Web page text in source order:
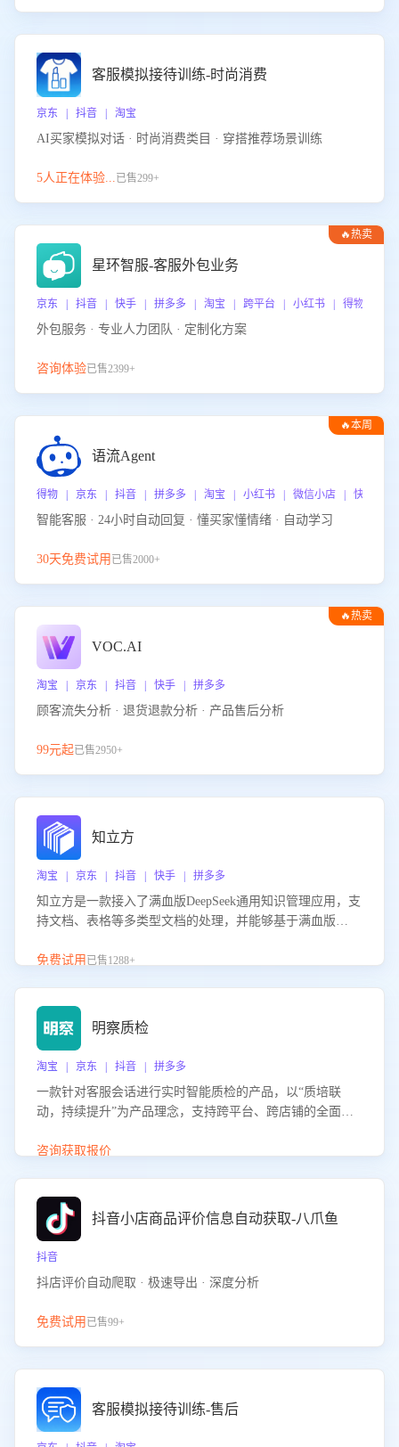
客服模拟接待训练-时尚消费
京东 | 抖音 | 淘宝
AI买家模拟对话 · 时尚消费类目 · 穿搭推荐场景训练
5人正在体验...已售299+
🔥热卖
星环智服-客服外包业务
京东 | 抖音 | 快手 | 拼多多 | 淘宝 | 跨平台 | 小红书 | 得物 | 企
外包服务 · 专业人力团队 · 定制化方案
咨询体验已售2399+
🔥本周
语流Agent
得物 | 京东 | 抖音 | 拼多多 | 淘宝 | 小红书 | 微信小店 | 快手 |
智能客服 · 24小时自动回复 · 懂买家懂情绪 · 自动学习
30天免费试用 已售2000+
🔥热卖
VOC.AI
淘宝 | 京东 | 抖音 | 快手 | 拼多多
顾客流失分析 · 退货退款分析 · 产品售后分析
99元起已售2950+
知立方
淘宝 | 京东 | 抖音 | 快手 | 拼多多
知立方是一款接入了满血版DeepSeek通用知识管理应用，支
持文档、表格等多类型文档的处理，并能够基于满血版
识支持，帮助用户高效管理和利用知识资源。通过该产品，
免费试用 已售1288+
明察质检
淘宝 | 京东 | 抖音 | 拼多多
一款针对客服会话进行实时智能质检的产品，以“质培联
动，持续提升”为产品理念，支持跨平台、跨店铺的全面、
升客服团队的销服能力。
咨询获取报价
抖音小店商品评价信息自动获取-八爪鱼
抖音
抖店评价自动爬取 · 极速导出 · 深度分析
免费试用 已售99+
客服模拟接待训练-售后